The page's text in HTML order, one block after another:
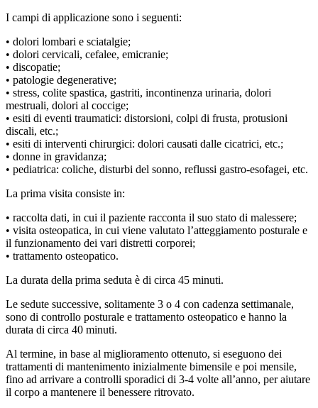
I campi di applicazione sono i seguenti:
• dolori lombari e sciatalgie;
• dolori cervicali, cefalee, emicranie;
• discopatie;
• patologie degenerative;
• stress, colite spastica, gastriti, incontinenza urinaria, dolori
mestruali, dolori al coccige;
• esiti di eventi traumatici: distorsioni, colpi di frusta, protusioni
discali, etc.;
• esiti di interventi chirurgici: dolori causati dalle cicatrici, etc.;
• donne in gravidanza;
• pediatrica: coliche, disturbi del sonno, reflussi gastro-esofagei, etc.
La prima visita consiste in:
• raccolta dati, in cui il paziente racconta il suo stato di malessere;
• visita osteopatica, in cui viene valutato l’atteggiamento posturale e
il funzionamento dei vari distretti corporei;
• trattamento osteopatico.
La durata della prima seduta è di circa 45 minuti.
Le sedute successive, solitamente 3 o 4 con cadenza settimanale,
sono di controllo posturale e trattamento osteopatico e hanno la
durata di circa 40 minuti.
Al termine, in base al miglioramento ottenuto, si eseguono dei
trattamenti di mantenimento inizialmente bimensile e poi mensile,
fino ad arrivare a controlli sporadici di 3-4 volte all’anno, per aiutare
il corpo a mantenere il benessere ritrovato.